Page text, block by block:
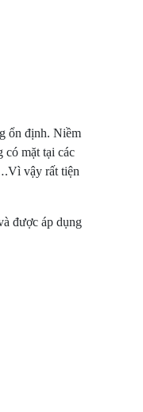
ổn định. Niềm
có mặt tại các
vậy rất tiện
được áp dụng